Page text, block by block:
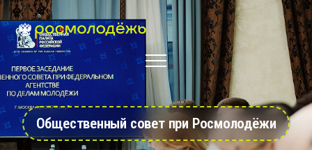
Общественный совет при Росмолодёжи